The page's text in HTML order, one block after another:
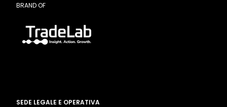
BRAND OF
SEDE LEGALE E OPERATIVA